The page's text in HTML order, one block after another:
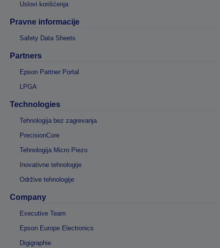
Uslovi korišćenja
Pravne informacije
Safety Data Sheets
Partners
Epson Partner Portal
LPGA
Technologies
Tehnologija bez zagrevanja
PrecisionCore
Tehnologija Micro Piezo
Inovativne tehnologije
Održive tehnologije
Company
Executive Team
Epson Europe Electronics
Digigraphie